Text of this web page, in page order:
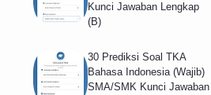
Kunci Jawaban Lengkap
(B)
30 Prediksi Soal TKA
Bahasa Indonesia (Wajib)
SMA/SMK Kunci Jawaban